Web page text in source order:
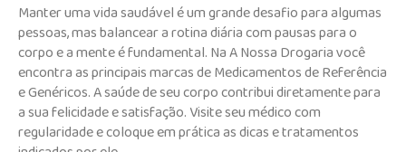
Manter uma vida saudável é um grande desafio para algumas
pessoas, mas balancear a rotina diária com pausas para o
corpo e a mente é fundamental. Na A Nossa Drogaria você
encontra as principais marcas de Medicamentos de Referência
e Genéricos. A saúde de seu corpo contribui diretamente para
a sua felicidade e satisfação. Visite seu médico com
regularidade e coloque em prática as dicas e tratamentos